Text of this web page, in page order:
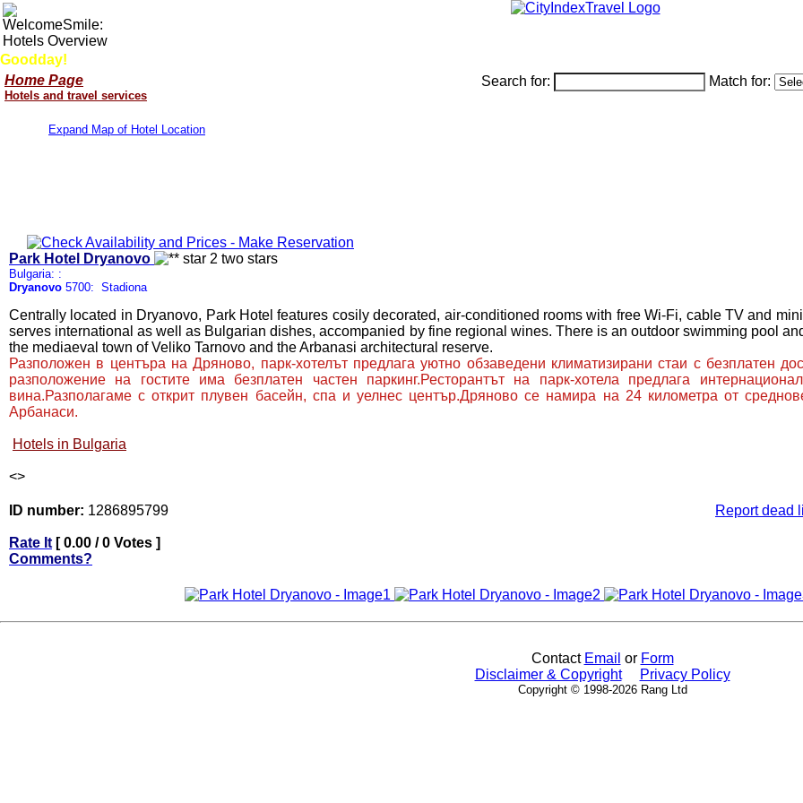
Goodday!
Home Page
Hotels and travel services
Search for: Match for:
Expand Map of Hotel Location
Park Hotel Dryanovo
Bulgaria: :
Dryanovo 5700: Stadiona
Centrally located in Dryanovo, Park Hotel features cosily decorated, air-conditioned rooms with free Wi-Fi, cable TV and
serves international as well as Bulgarian dishes, accompanied by fine regional wines. There is an outdoor swimming pool
the mediaeval town of Veliko Tarnovo and the Arbanasi architectural reserve.
Разположен в центъра на Дряново, парк-хотелът предлага уютно обзаведени климатизирани стаи с безплатен
разположение на гостите има безплатен частен паркинг.Ресторантът на парк-хотела предлага
вина.Разполагаме с открит плувен басейн, спа и уелнес център.Дряново се намира на 24 километра от
Арбанаси.
Hotels in Bulgaria
<>
ID number: 1286895799
Rate It [ 0.00 / 0 Votes ]
Comments?
Report dead
Contact Email or Form
Disclaimer & Copyright
Privacy Policy
Copyright © 1998-2026 Rang Ltd